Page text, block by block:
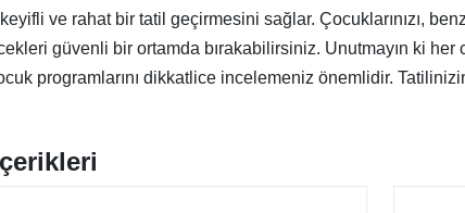
ve rahat bir tatil geçirmesini sağlar. Çocuklarınızı,
güvenli bir ortamda bırakabilirsiniz. Unutmayın ki
programlarını dikkatlice incelemeniz önemlidir.